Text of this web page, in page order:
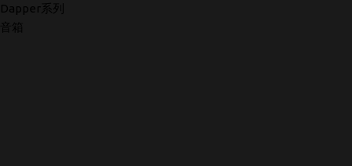
Dapper系列
音箱